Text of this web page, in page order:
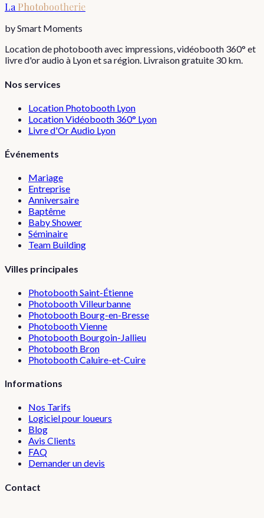
LaPhotobootherie
by Smart Moments
Location de photobooth avec impressions, vidéobooth 360° et
livre d'or audio à Lyon et sa région. Livraison gratuite 30 km.
Nos services
Location Photobooth Lyon
Location Vidéobooth 360° Lyon
Livre d'Or Audio Lyon
Événements
Mariage
Entreprise
Anniversaire
Baptême
Baby Shower
Séminaire
Team Building
Villes principales
PhotoboothSaint-Étienne
PhotoboothVilleurbanne
Photobooth Bourg-en-Bresse
PhotoboothVienne
Photobooth Bourgoin-Jallieu
Photobooth Bron
PhotoboothCaluire-et-Cuire
Informations
Nos Tarifs
Logiciel pour loueurs
Blog
Avis Clients
FAQ
Demander un devis
Contact